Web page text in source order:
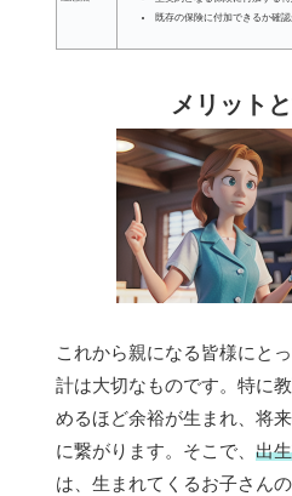
既存の保険に付加できるか確
メリット
これから親になる皆様にと
計は大切なものです。特に
めるほど余裕が生まれ、将
に繋がります。そこで、 出
は、生まれてくるお子さんの